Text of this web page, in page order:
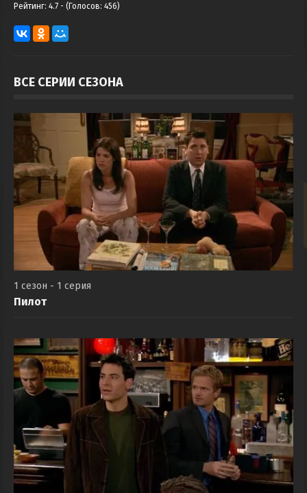
Рейтинг: 4.7 - (Голосов: 456)
ВСЕ СЕРИИ СЕЗОНА
1 сезон - 1 серия
Пилот